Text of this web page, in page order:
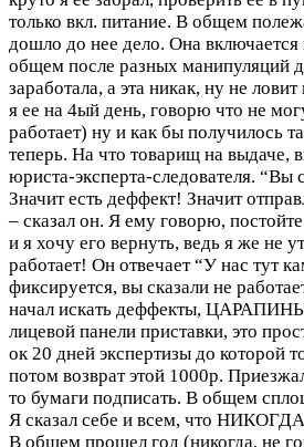
только вкл. питание. В общем
дошло до нее дело. Она включается
общем после разных манипуляций
заработала, а эта никак, ну не
я ее на 4ый день, говорю что не
работает) ну и как бы получилось
теперь. На что товарищ на выдаче,
юриста-эксперта-следователя. “Вы
Значит есть деффект! Значит
– сказал он. Я ему говорю,
и я хочу его вернуть, ведь я же не
работает! Он отвечает “У нас тут
фиксируется, вы сказали не
начал искать деффекты,
лицевой панели приставки, это
ок 20 дней экспертизы до которой
потом возврат этой 1000р.
то бумаги подписать. В общем
Я сказал себе и всем, что
В общем прошел год (никогда, не